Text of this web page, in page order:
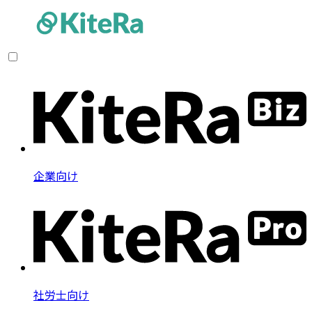
企業向け
社労士向け